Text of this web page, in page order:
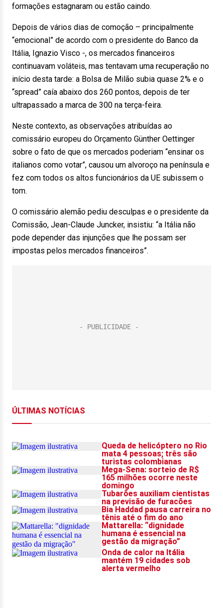
formações estagnaram ou estão caindo.
Depois de vários dias de comoção – principalmente
“emocional” de acordo com o presidente do Banco da
Itália, Ignazio Visco -, os mercados financeiros
continuavam voláteis, mas tentavam uma recuperação no
início desta tarde: a Bolsa de Milão subia quase 2% e o
“spread” caía abaixo dos 260 pontos, depois de ter
ultrapassado a marca de 300 na terça-feira.
Neste contexto, as observações atribuídas ao
comissário europeu do Orçamento Günther Oettinger
sobre o fato de que os mercados poderiam “ensinar os
italianos como votar”, causou um alvoroço na península e
fez com todos os altos funcionários da UE subissem o
tom.
O comissário alemão pediu desculpas e o presidente da
Comissão, Jean-Claude Juncker, insistiu: “a Itália não
pode depender das injunções que lhe possam ser
impostas pelos mercados financeiros”.